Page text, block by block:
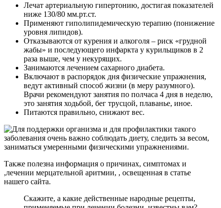
Лечат артериальную гипертонию, достигая показателей
ниже 130/80 мм.рт.ст.
Применяют гиполипидемическую терапию (понижение
уровня липидов).
Отказываются от курения и алкоголя – риск «грудной
жабы» и последующего инфаркта у курильщиков в 2
раза выше, чем у некурящих.
Занимаются лечением сахарного диабета.
Включают в распорядок дня физические упражнения,
ведут активный способ жизни (в меру разумного).
Врачи рекомендуют занятия по полчаса 4 дня в неделю,
это занятия ходьбой, бег трусцой, плаванье, иное.
Питаются правильно, снижают вес.
Также полезна информация о причинах, симптомах и
,лечении мерцательной аритмии, , освещенная в статье
нашего сайта.
Скажите, а какие действенные народные рецепты,